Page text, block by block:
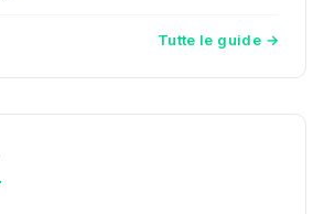
Tutte le guide →